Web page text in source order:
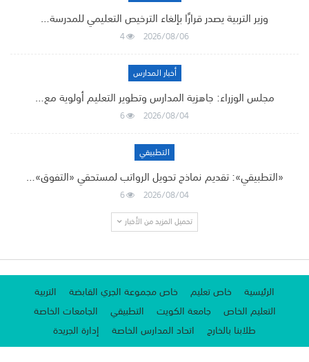
وزير التربية يصدر قرارًا بإلغاء الترخيص التعليمي للمدرسة…
2026/08/06
4
أخبار المدارس
مجلس الوزراء: جاهزية المدارس وتطوير التعليم أولوية مع…
2026/08/04
6
التطبيقي
«التطبيقي»: تقديم نماذج تحويل الرواتب لمستحقي «التفوق»…
2026/08/04
6
تحميل المزيد من الأخبار
الرئيسية خاص تعليم خاص مجموعة الجري القابضة
التربية
التعليم الخاص
جامعة الكويت التطبيقي
الجامعات الخاصة
طلابنا بالخارج
اتحاد المدارس الخاصة إدارة الجريدة